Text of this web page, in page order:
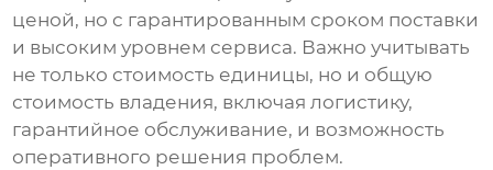
ценой, но с гарантированным сроком поставки
и высоким уровнем сервиса. Важно учитывать
не только стоимость единицы, но и общую
стоимость владения, включая логистику,
гарантийное обслуживание, и возможность
оперативного решения проблем.